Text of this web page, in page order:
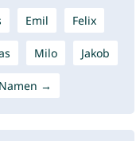
Emil Felix
Milo Jakob
→